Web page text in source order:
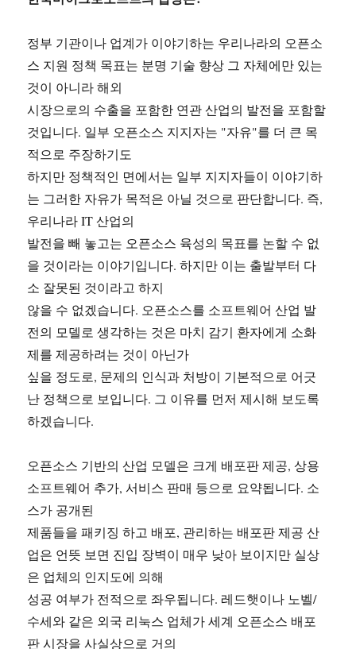
정부 기관이나 업계가 이야기하는 우리나라의 오픈소
스 지원 정책 목표는 분명 기술 향상 그 자체에만 있는
것이 아니라 해외
시장으로의 수출을 포함한 연관 산업의 발전을 포함할
것입니다. 일부 오픈소스 지지자는 "자유"를 더 큰 목
적으로 주장하기도
하지만 정책적인 면에서는 일부 지지자들이 이야기하
는 그러한 자유가 목적은 아닐 것으로 판단합니다. 즉,
우리나라 IT 산업의
발전을 빼 놓고는 오픈소스 육성의 목표를 논할 수 없
을 것이라는 이야기입니다. 하지만 이는 출발부터 다
소 잘못된 것이라고 하지
않을 수 없겠습니다. 오픈소스를 소프트웨어 산업 발
전의 모델로 생각하는 것은 마치 감기 환자에게 소화
제를 제공하려는 것이 아닌가
싶을 정도로, 문제의 인식과 처방이 기본적으로 어긋
난 정책으로 보입니다. 그 이유를 먼저 제시해 보도록
하겠습니다.
오픈소스 기반의 산업 모델은 크게 배포판 제공, 상용
소프트웨어 추가, 서비스 판매 등으로 요약됩니다. 소
스가 공개된
제품들을 패키징 하고 배포, 관리하는 배포판 제공 산
업은 언뜻 보면 진입 장벽이 매우 낮아 보이지만 실상
은 업체의 인지도에 의해
성공 여부가 전적으로 좌우됩니다. 레드햇이나 노벨/
수세와 같은 외국 리눅스 업체가 세계 오픈소스 배포
판 시장을 사실상으로 거의